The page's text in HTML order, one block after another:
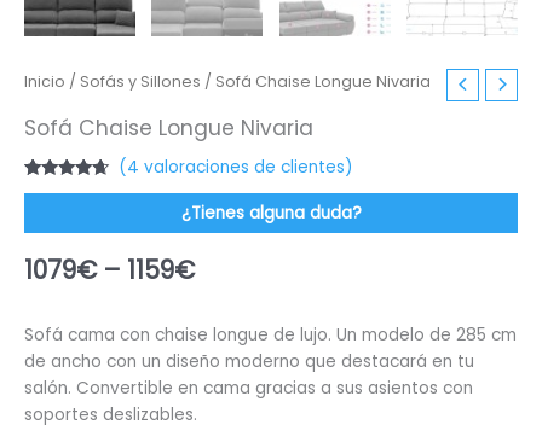
Inicio / Sofás y Sillones / Sofá Chaise Longue Nivaria
Sofá Chaise Longue Nivaria
Valorado
a
4
de
(4 valoraciones de clientes)
¿Tienes alguna duda?
1079€– 1159€
Sofá cama con chaise longue de lujo. Un modelo de 285 cm
de ancho con un diseño moderno que destacará en tu
salón. Convertible en cama gracias a sus asientos con
soportes deslizables.